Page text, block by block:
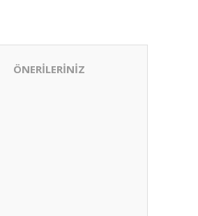
ÖNERİLERİNİZ